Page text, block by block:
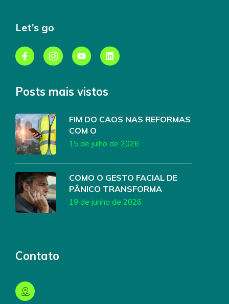
Let’s go
Posts mais vistos
FIM DO CAOS NAS REFORMAS
COM O
15 de julho de 2026
COMO O GESTO FACIAL DE
PÂNICO TRANSFORMA
19 de junho de 2026
Contato